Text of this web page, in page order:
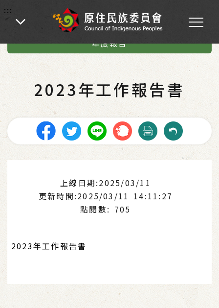
:::
:::
首頁 - 業務專區 -
總統府原住民族歷史正義與轉型正義委員會 -
年度報告
2023年工作報告書
上線日期:2025/03/11
更新時間:2025/03/11 14:11:27
點閱數: 705
2023年工作報告書